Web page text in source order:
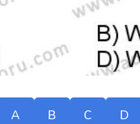
A B C D